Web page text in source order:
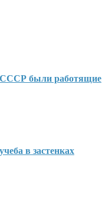
СССР были работящие
в застенках